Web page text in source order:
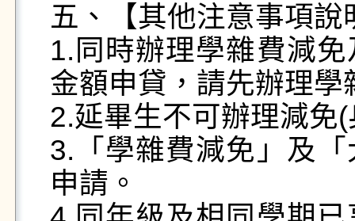
五、【其他注意事項說
1.同時辦理學雜費減
金額申貸，請先辦理
2.延畢生不可辦理減免
3.「學雜費減免」及
申請。